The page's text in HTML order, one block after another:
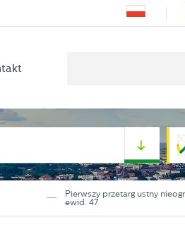
Pierwszy przetarg ustny
ewid. 47